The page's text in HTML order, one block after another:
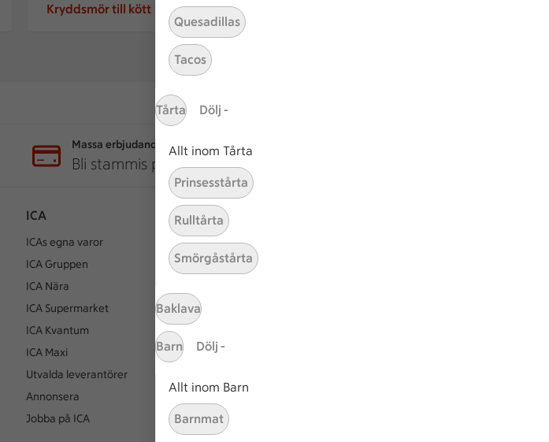
Quesadillas
Tacos
Tårta Dölj -
Allt inom Tårta
Prinsesstårta
Rulltårta
Smörgåstårta
Baklava
Barn Dölj -
Allt inom Barn
Barnmat
Kryddsmör till kött
Massa erbjudanden
Bli stammis på ICA
ICA
ICAs egna varor
ICA Gruppen
ICA Nära
ICA Supermarket
ICA Kvantum
ICA Maxi
Utvalda leverantörer
Annonsera
Jobba på ICA